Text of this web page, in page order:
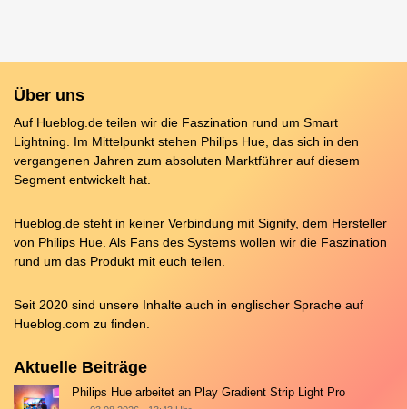
Über uns
Auf Hueblog.de teilen wir die Faszination rund um Smart
Lightning. Im Mittelpunkt stehen Philips Hue, das sich in den
vergangenen Jahren zum absoluten Marktführer auf diesem
Segment entwickelt hat.
Hueblog.de steht in keiner Verbindung mit Signify, dem Hersteller
von Philips Hue. Als Fans des Systems wollen wir die Faszination
rund um das Produkt mit euch teilen.
Seit 2020 sind unsere Inhalte auch in englischer Sprache auf
Hueblog.com zu finden.
Aktuelle Beiträge
Philips Hue arbeitet an Play Gradient Strip Light Pro